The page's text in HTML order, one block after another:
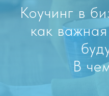
Коучинг в
как
В